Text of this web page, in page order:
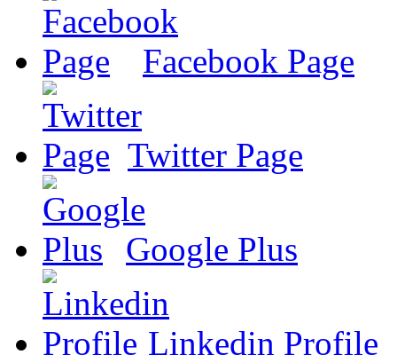
Facebook Page
Twitter Page
Google Plus
Linkedin Profile